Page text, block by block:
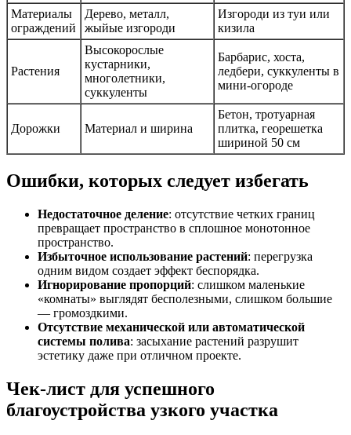
Материалы
ограждений
Дерево, металл,
жыйые изгороди
Изгороди из туи или
кизила
Растения
Высокорослые
кустарники,
многолетники,
суккуленты
Барбарис, хоста,
ледбери, суккуленты в
мини-огороде
Дорожки Материал и ширина
Бетон, тротуарная
плитка, георешетка
шириной 50 см
Ошибки, которых следует избегать
Недостаточное деление: отсутствие четких границ
превращает пространство в сплошное монотонное
пространство.
Избыточное использование растений: перегрузка
одним видом создает эффект беспорядка.
Игнорирование пропорций: слишком маленькие
«комнаты» выглядят бесполезными, слишком большие
— громоздкими.
Отсутствие механической или автоматической
системы полива: засыхание растений разрушит
эстетику даже при отличном проекте.
Чек-лист для успешного
благоустройства узкого участка